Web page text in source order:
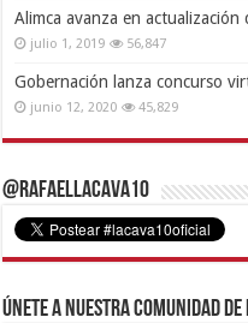
Alimca avanza en actualización
julio 1, 2019 56,847
Gobernación lanza concurso
junio 12, 2020 45,829
@RafaelLacava10
Únete a nuestra comunidad de